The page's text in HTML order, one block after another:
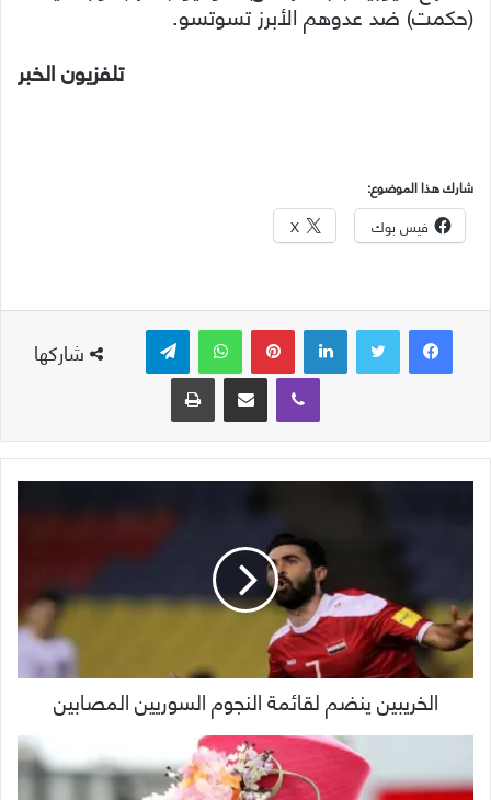
(حكمت) ضد عدوهم الأبرز تسوتسو.
تلفزيون الخبر
شارك هذا الموضوع:
فيس بوك X
شاركها
لينكدإن بينتيريست واتساب
ڤايبر
مشاركة عبر البريد طباعة
الخريبين ينضم لقائمة النجوم السوريين المصابين